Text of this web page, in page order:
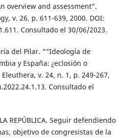
overview and assessment”.
v. 26, p. 611-639, 2000. DOI:
Consultado el 30/06/2023.
del Pilar. ““Ideología de
y España: ¿eclosión o
v. 24, n. 1, p. 249-267,
Consultado el
REPÚBLICA. Seguir defendiendo
objetivo de congresistas de la